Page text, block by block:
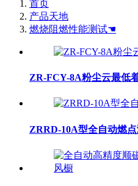
首页
产品天地
燃烧阻燃性能测试☚
ZR-FCY-8A粉尘云最低
ZRRD-10A型全自动燃